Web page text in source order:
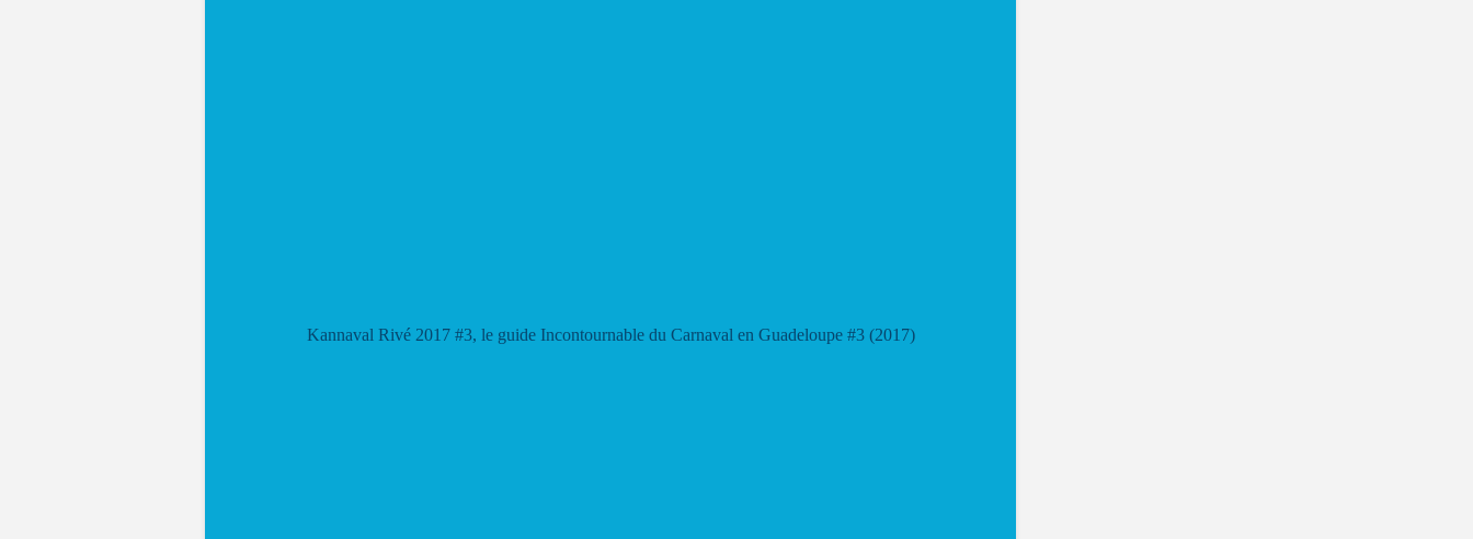
Kannaval Rivé 2017 #3, le guide Incontournable du Carnaval en Guadeloupe #3 (2017)